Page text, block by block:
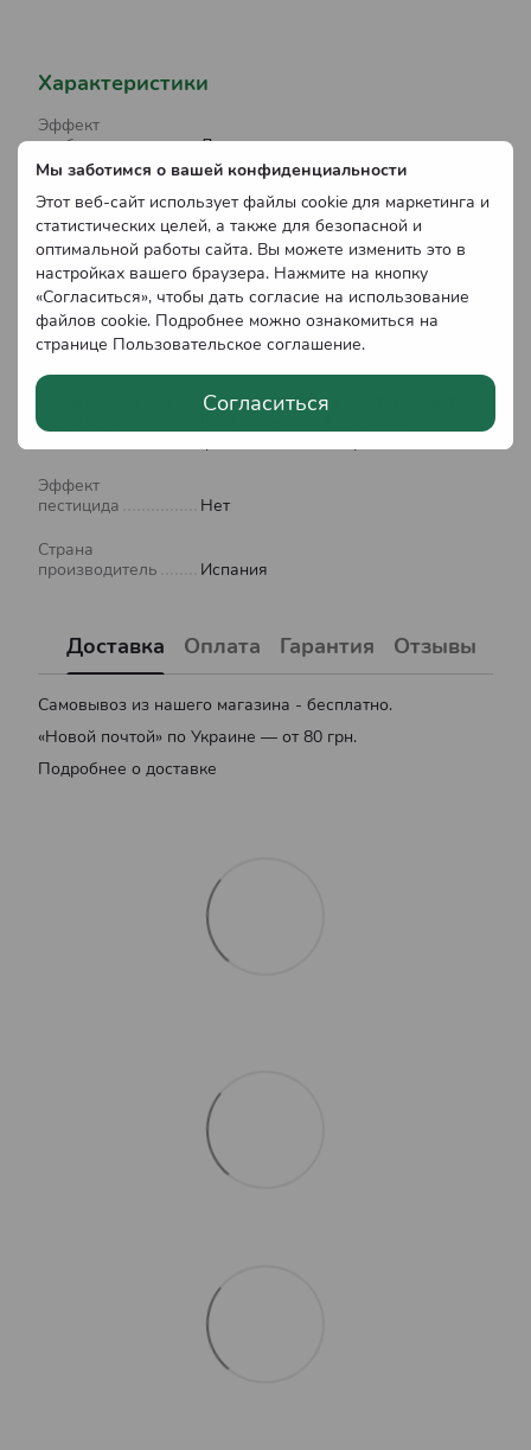
Мы заботимся о вашей конфиденциальности
Этот веб-сайт использует файлы cookie для маркетинга и
статистических целей, а также для безопасной и
оптимальной работы сайта. Вы можете изменить это в
настройках вашего браузера. Нажмите на кнопку
«Согласиться», чтобы дать согласие на использование
файлов cookie. Подробнее можно ознакомиться на
странице Пользовательское соглашение.
Согласиться
Характеристики
Эффект
удобрения
Да
Препаративная
форма
Водная суспензия
Эффект
преодоления
стрессовых
факторов
Да
Объем
5 л
препарата
Повышение стрессоустойчивости,
Эффект
пестицида
Нет
Страна
производитель
Испания
Доставка Оплата Гарантия Отзывы
Самовывоз из нашего магазина - бесплатно.
«Новой почтой» по Украине — от 80 грн.
Подробнее о доставке